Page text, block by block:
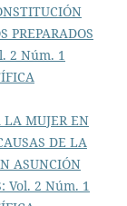
PREPARADOS
2 Núm. 1
MUJER EN
DE LA
ASUNCIÓN
Vol. 2 Núm. 1